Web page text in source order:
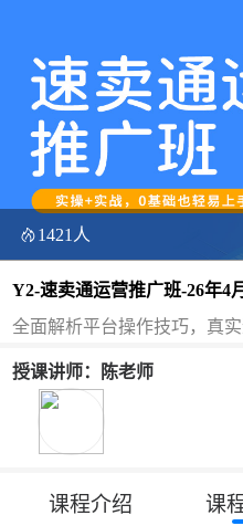
1421人
Y2-速卖通运营推广班-26年4
师）
全面解析平台操作技巧，真实
授课讲师：陈老师
课程介绍 课